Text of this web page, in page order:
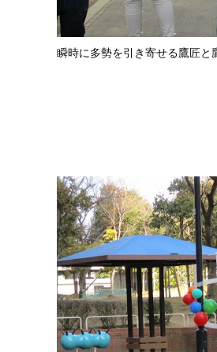
瞬時に多勢を引き寄せる鷹匠と